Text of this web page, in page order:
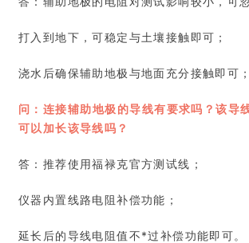
打入到地下，可稳定与土壤接触即可；
浇水后确保辅助地极与地面充分接触即可；
问：连接辅助地极的导线有要求吗？该导
可以加长该导线吗？
答：推荐使用福禄克官方测试线；
仪器内置线路电阻补偿功能；
延长后的导线电阻值不*过补偿功能即可。